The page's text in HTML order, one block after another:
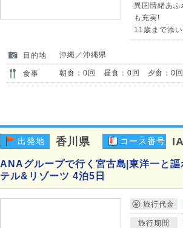
異国情緒あ
も充実!
11歳まで添
目的地 沖縄／沖縄県
食事 朝食：0回 昼食：0回 夕食：0回
出発地 香川県 コース番号
ANAグループで行く宮古島|東洋一と
テル&リゾーツ 4泊5日
旅行代金
旅行期間